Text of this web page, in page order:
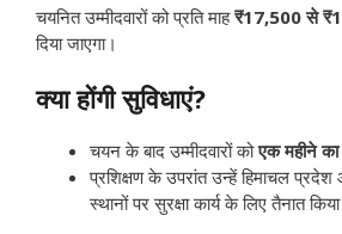
चयनित उम्मीदवारों को प्रति माह₹17,500 से
दिया जाएगा।
क्या होंगी सुविधाएं?
चयन के बाद उम्मीदवारों कोएक महीने का
प्रशिक्षण के उपरांत उन्हें हिमाचल
स्थानों पर सुरक्षा कार्य के लिए तैनात